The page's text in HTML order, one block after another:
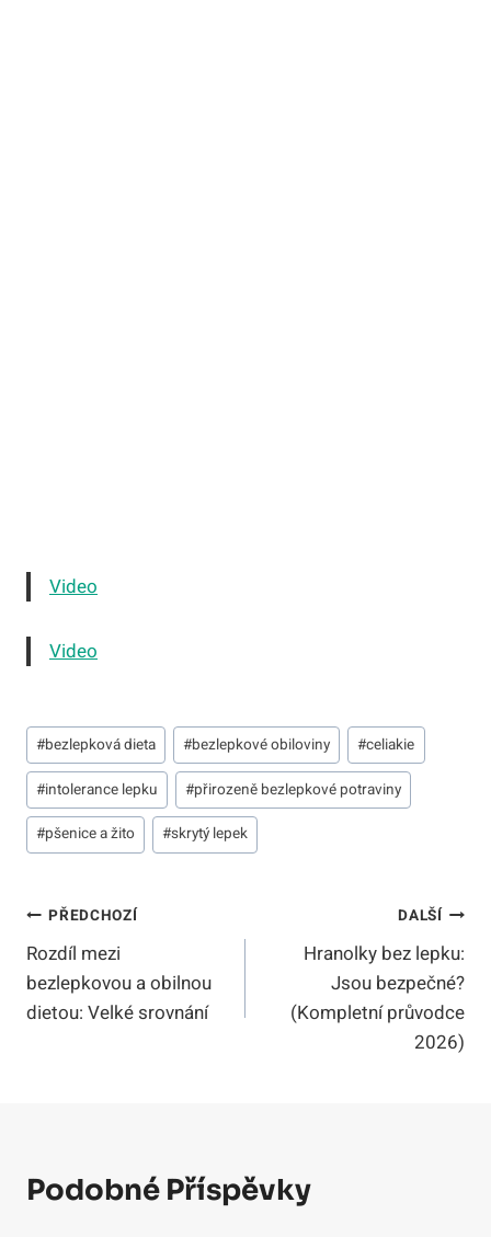
Video
Video
Štítky
příspěvků:
#bezlepková dieta #bezlepkové obiloviny #celiakie
#intolerance lepku #přirozeně bezlepkové potraviny
#pšenice a žito #skrytý lepek
Navigace
Pro
Příspěvek
PŘEDCHOZÍ
Rozdíl mezi
bezlepkovou a obilnou
dietou: Velké srovnání
DALŠÍ
Hranolky bez lepku:
Jsou bezpečné?
(Kompletní průvodce
2026)
Podobné Příspěvky